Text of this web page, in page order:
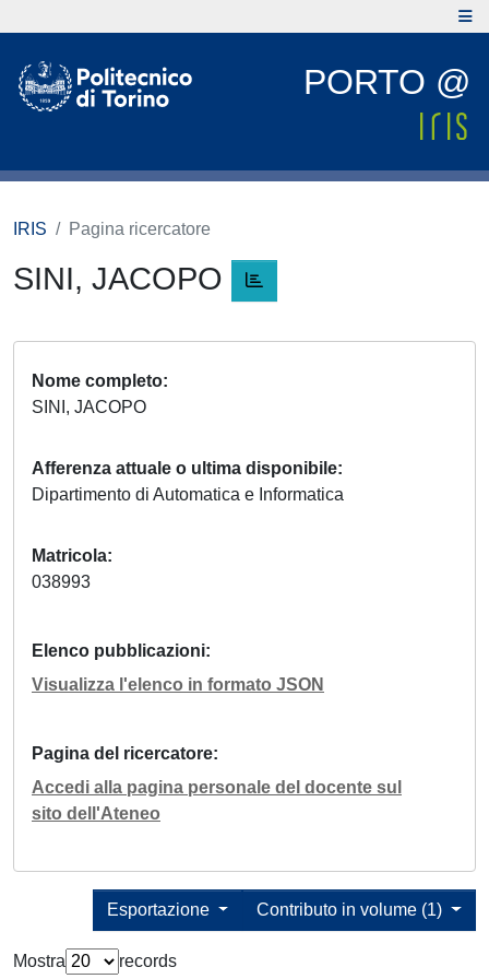
PORTO @
IRIS Pagina ricercatore
SINI, JACOPO
Nome completo
SINI, JACOPO
Afferenza attuale o ultima disponibile
Dipartimento di Automatica e Informatica
Matricola
038993
Elenco pubblicazioni
Visualizza l'elenco in formato JSON
Pagina del ricercatore
Accedi alla pagina personale del docente sul
sito dell'Ateneo
Contributo in volume (1)
Esportazione
Mostra
records